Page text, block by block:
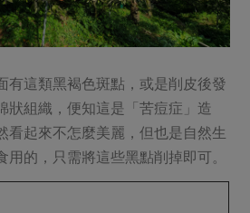
有這類黑褐色斑點，或是削皮後發
狀組織，便知這是「苦痘症」造
看起來不怎麼美麗，但也是自然生
用的，只需將這些黑點削掉即可。